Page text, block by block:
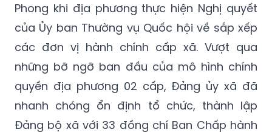
Phong khi địa phương thực hiện Nghị quyết
của Ủy ban Thường vụ Quốc hội về sắp xếp
các đơn vị hành chính cấp xã. Vượt qua
những bỡ ngỡ ban đầu của mô hình chính
quyền địa phương 02 cấp, Đảng ủy xã đã
nhanh chóng ổn định tổ chức, thành lập
Đảng bộ xã với 33 đồng chí Ban Chấp hành